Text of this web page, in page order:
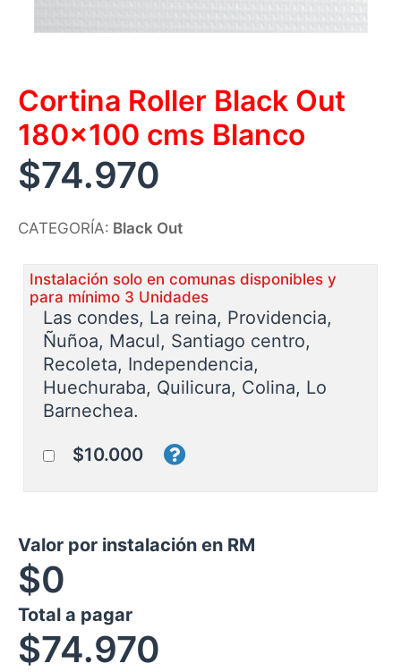
Cortina Roller Black Out
180×100 cms Blanco
$74.970
CATEGORÍA: Black Out
Instalación solo en comunas disponibles y
para mínimo 3 Unidades
Las condes, La reina, Providencia,
Ñuñoa, Macul, Santiago centro,
Recoleta, Independencia,
Huechuraba, Quilicura, Colina, Lo
Barnechea.
$10.000
Valor por instalación en RM
$0
Total a pagar
$74.970